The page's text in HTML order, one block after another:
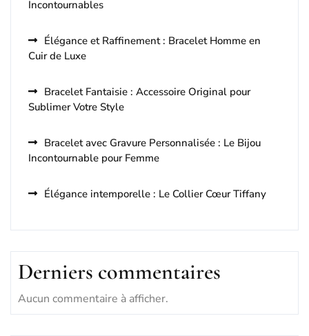
Incontournables
Élégance et Raffinement : Bracelet Homme en
Cuir de Luxe
Bracelet Fantaisie : Accessoire Original pour
Sublimer Votre Style
Bracelet avec Gravure Personnalisée : Le Bijou
Incontournable pour Femme
Élégance intemporelle : Le Collier Cœur Tiffany
Derniers commentaires
Aucun commentaire à afficher.